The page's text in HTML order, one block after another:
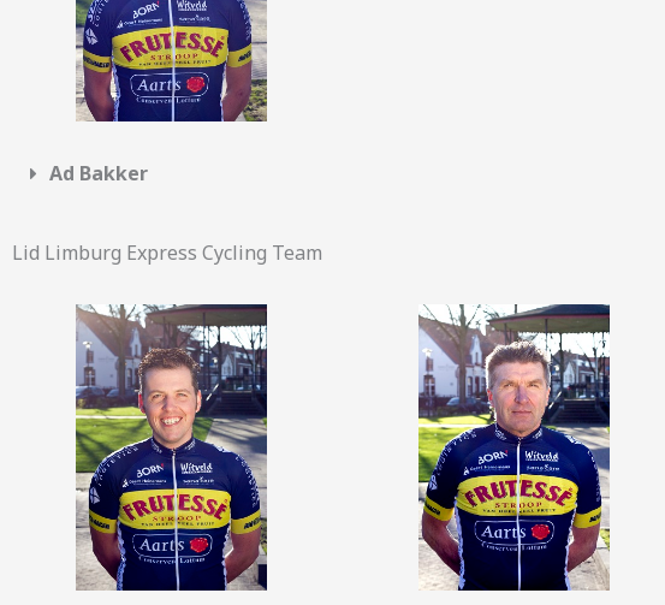
Ad Bakker
Lid Limburg Express Cycling Team